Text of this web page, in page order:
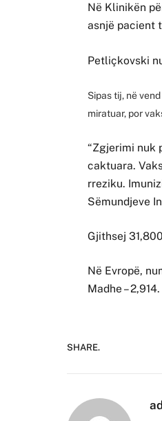
Në Klinikën
asnjë pacient
Petliçkovski
Sipas tij, në
miratuar, por
“Zgjerimi nuk
caktuara.
rreziku.
Sëmundjeve
Gjithsej
Në Evropë,
Madhe – 2,914.
SHARE.